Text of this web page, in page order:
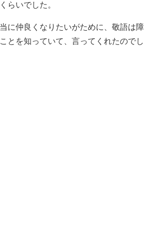
らいでした。
に仲良くなりたいがために、敬語は障
とを知っていて、言ってくれたのでし